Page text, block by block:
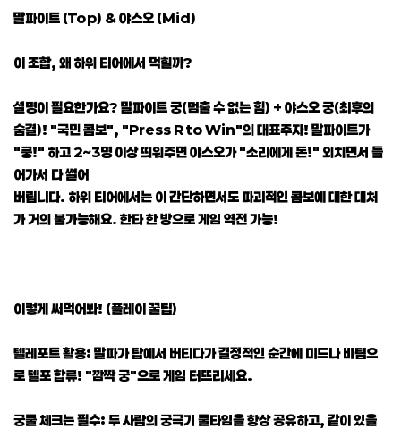
말파이트 (Top) & 야스오 (Mid)
이 조합, 왜 하위 티어에서 먹힐까?
설명이 필요한가요? 말파이트 궁(멈출 수 없는 힘) + 야스오 궁(최후의
숨결)! "국민 콤보", "Press R to Win"의 대표주자! 말파이트가
"쿵!" 하고 2~3명 이상 띄워주면 야스오가 "소리에게 돈!" 외치면서 들
어가서 다 썰어
버립니다. 하위 티어에서는 이 간단하면서도 파괴적인 콤보에 대한 대처
가 거의 불가능해요. 한타 한 방으로 게임 역전 가능!
이렇게 써먹어봐! (플레이 꿀팁)
텔레포트 활용: 말파가 탑에서 버티다가 결정적인 순간에 미드나 바텀으
로 텔포 합류! "깜짝 궁"으로 게임 터뜨리세요.
궁쿨 체크는 필수: 두 사람의 궁극기 쿨타임을 항상 공유하고, 같이 있을